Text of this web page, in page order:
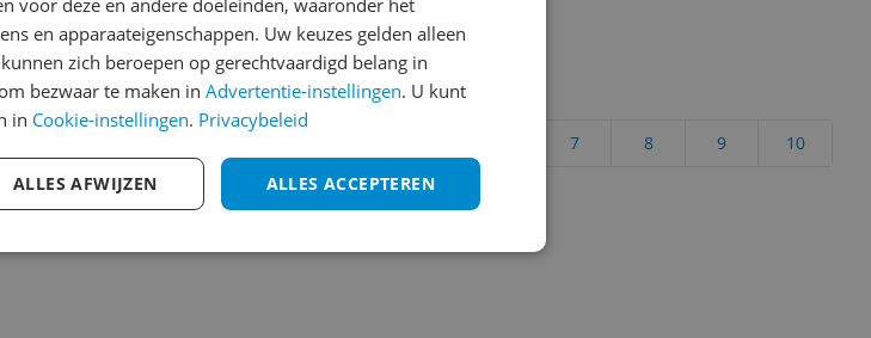
Cijfer
Welk cijfer geef jij dit product?
10
9
8
7
Vraag 1 van 4
en apparaateigenschappen. Uw keuzes gelden alleen
zich beroepen op gerechtvaardigd belang in
bezwaar te maken in Advertentie-instellingen. U kunt
in Cookie-instellingen. Privacybeleid
ALLES ACCEPTEREN
ALLES AFWIJZEN